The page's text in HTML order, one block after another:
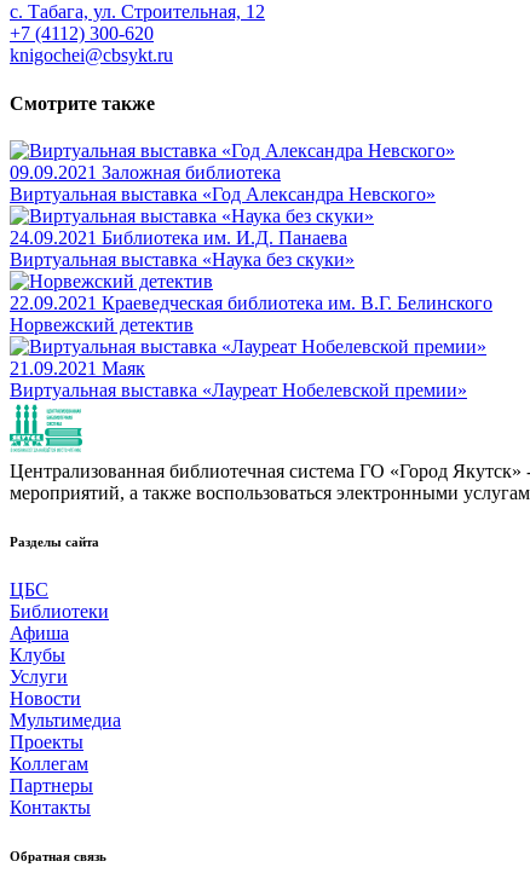
с. Табага, ул. Строительная, 12
+7 (4112) 300-620
knigochei@cbsykt.ru
Смотрите также
09.09.2021 Заложная библиотека
Виртуальная выставка «Год Александра Невского»
24.09.2021 Библиотека им. И.Д. Панаева
Виртуальная выставка «Наука без скуки»
22.09.2021 Краеведческая библиотека им. В.Г. Белинского
Норвежский детектив
21.09.2021 Маяк
Виртуальная выставка «Лауреат Нобелевской премии»
Централизованная библиотечная система ГО «Город
мероприятий, а также воспользоваться электронными
Разделы сайта
ЦБС
Библиотеки
Афиша
Клубы
Услуги
Новости
Мультимедиа
Проекты
Коллегам
Партнеры
Контакты
Обратная связь